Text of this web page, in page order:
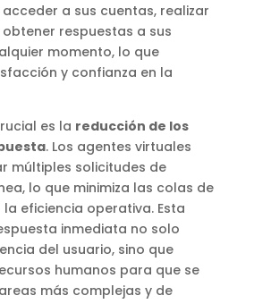
a sus cuentas, realizar
respuestas a sus
momento, lo que
y confianza en la
es la reducción de los
. Los agentes virtuales
múltiples solicitudes de
lo que minimiza las colas de
eficiencia operativa. Esta
inmediata no solo
del usuario, sino que
humanos para que se
más complejas y de